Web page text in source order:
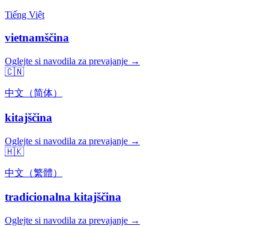
Tiếng Việt
vietnamščina
Oglejte si navodila za prevajanje →
🇨🇳
中文（简体）
kitajščina
Oglejte si navodila za prevajanje →
🇭🇰
中文（繁體）
tradicionalna kitajščina
Oglejte si navodila za prevajanje →